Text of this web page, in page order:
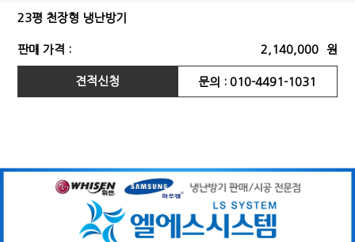
23평 천장형 냉난방기
판매 가격 : 원
2,140,000
견적신청 문의 : 010-4491-1031